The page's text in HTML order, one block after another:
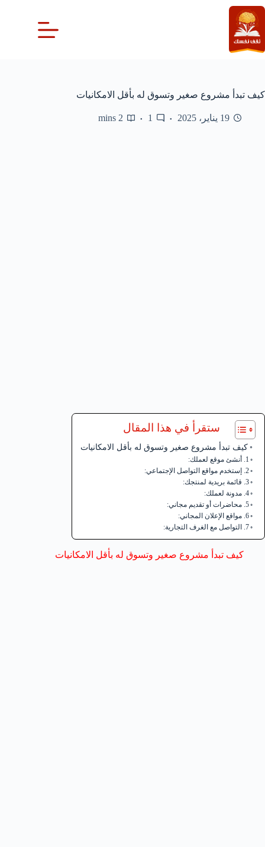
التجاوز
إلى
المحتوى
كيف تبدأ مشروع صغير وتسوق له بأقل الامكانيات
19 يناير، 2025 1
2 mins
ستقرأ في هذا المقال
كيف تبدأ مشروع صغير وتسوق له بأقل الامكانيات
1. أنشئ موقع لعملك:
2. إستخدم مواقع التواصل الإجتماعي:
3. قائمة بريدية لمنتجك:
4. مدونة لعملك:
5. محاضرات أو تقديم مجاني:
6. مواقع الإعلان المجاني:
7. التواصل مع الغرف التجارية:
كيف تبدأ مشروع صغير وتسوق له بأقل الامكانيات